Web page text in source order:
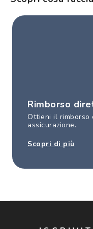
Rimborso
Ottieni il
assicurazione.
Scopri di più